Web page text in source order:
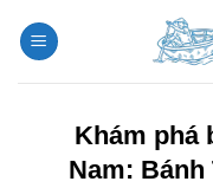
đến
Khám phá
Nam: